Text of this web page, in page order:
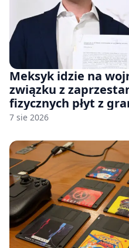
Meksyk idzie na
związku z
fizycznych płyt z
7 sie 2026